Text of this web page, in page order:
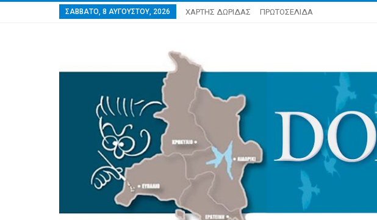
ΣΆΒΒΑΤΟ, 8 ΑΥΓΟΎΣΤΟΥ, 2026 ΧΑΡΤΗΣ ΔΩΡΙΔΑΣ ΠΡΩΤΟΣΕΛΙΔΑ